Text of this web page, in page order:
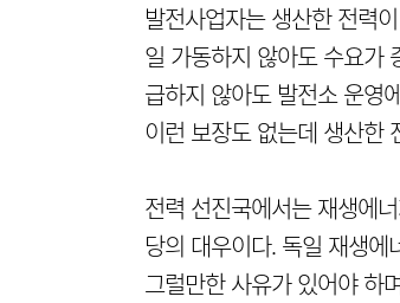
발전사업자는 생산한 전력
일 가동하지 않아도 수요가
급하지 않아도 발전소 운영
이런 보장도 없는데 생산한
전력 선진국에서는 재생에
당의 대우이다. 독일 재생
그럴만한 사유가 있어야 하